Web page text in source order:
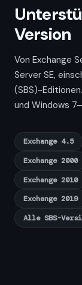
Version
Von Exchange
Server SE,
(SBS)-
und Windows
Exchange 4.5
Exchange 2000
Exchange 2010
Exchange 2019
Alle SBS-